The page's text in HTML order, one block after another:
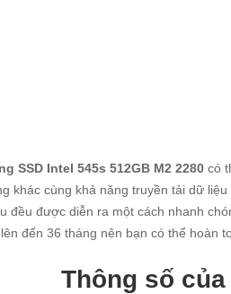
SSD Intel 545s 512GB M2 2280 có
khác cùng khả năng truyền tải dữ
đều được diễn ra một cách nhanh
đến 36 tháng nên bạn có thể hoàn
Thông số của